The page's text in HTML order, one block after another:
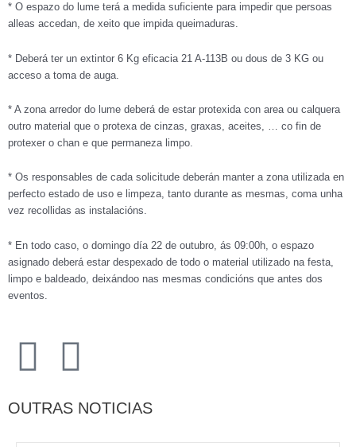
* O espazo do lume terá a medida suficiente para impedir que persoas
alleas accedan, de xeito que impida queimaduras.
* Deberá ter un extintor 6 Kg eficacia 21 A-113B ou dous de 3 KG ou
acceso a toma de auga.
* A zona arredor do lume deberá de estar protexida con area ou calquera
outro material que o protexa de cinzas, graxas, aceites, … co fin de
protexer o chan e que permaneza limpo.
* Os responsables de cada solicitude deberán manter a zona utilizada en
perfecto estado de uso e limpeza, tanto durante as mesmas, coma unha
vez recollidas as instalacións.
* En todo caso, o domingo día 22 de outubro, ás 09:00h, o espazo
asignado deberá estar despexado de todo o material utilizado na festa,
limpo e baldeado, deixándoo nas mesmas condicións que antes dos
eventos.
F
a
c
I
n
s
OUTRAS NOTICIAS